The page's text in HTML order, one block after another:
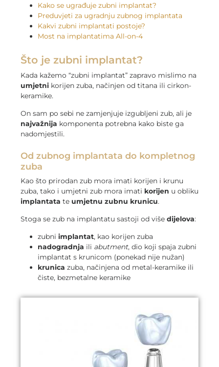
Kako se ugrađuje zubni implantat?
Preduvjeti za ugradnju zubnog implantata
Kakvi zubni implantati postoje?
Most na implantatima All-on-4
Što je zubni implantat?
Kada kažemo “zubni implantat” zapravo mislimo na
umjetni korijen zuba, načinjen od titana ili cirkon-
keramike.
On sam po sebi ne zamjenjuje izgubljeni zub, ali je
najvažnija komponenta potrebna kako biste ga
nadomjestili.
Od zubnog implantata do kompletnog
zuba
Kao što prirodan zub mora imati korijen i krunu
zuba, tako i umjetni zub mora imati korijen u obliku
implantata te umjetnu zubnu krunicu.
Stoga se zub na implantatu sastoji od više dijelova:
zubni implantat, kao korijen zuba
nadogradnja ili abutment, dio koji spaja zubni
implantat s krunicom (ponekad nije nužan)
krunica zuba, načinjena od metal-keramike ili
čiste, bezmetalne keramike